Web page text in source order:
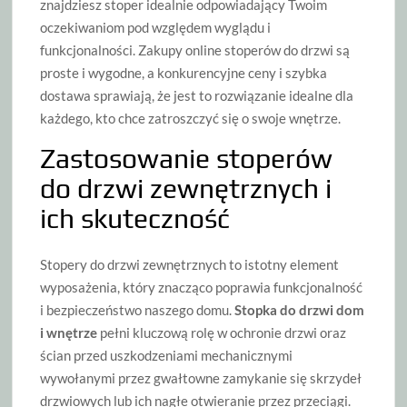
znajdziesz stoper idealnie odpowiadający Twoim
oczekiwaniom pod względem wyglądu i
funkcjonalności. Zakupy online stoperów do drzwi są
proste i wygodne, a konkurencyjne ceny i szybka
dostawa sprawiają, że jest to rozwiązanie idealne dla
każdego, kto chce zatroszczyć się o swoje wnętrze.
Zastosowanie stoperów
do drzwi zewnętrznych i
ich skuteczność
Stopery do drzwi zewnętrznych to istotny element
wyposażenia, który znacząco poprawia funkcjonalność
i bezpieczeństwo naszego domu.Stopka do drzwi dom
i wnętrze pełni kluczową rolę w ochronie drzwi oraz
ścian przed uszkodzeniami mechanicznymi
wywołanymi przez gwałtowne zamykanie się skrzydeł
drzwiowych lub ich nagłe otwieranie przez przeciągi.